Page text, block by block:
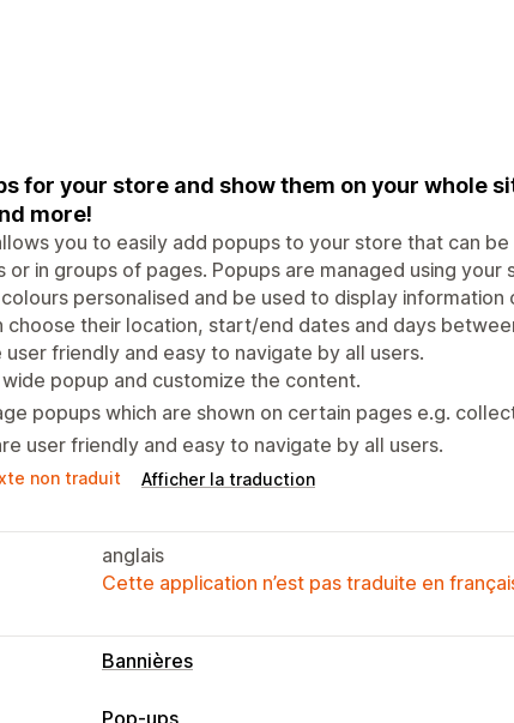
for your store and show them on your whole
more!
you to easily add popups to your store that can
or in groups of pages. Popups are managed using your
personalised and be used to display information
choose their location, start/end dates and days
user friendly and easy to navigate by all users.
popup and customize the content.
popups which are shown on certain pages e.g.
user friendly and easy to navigate by all users.
non traduit Afficher la traduction
anglais
Cette application n’est pas traduite en
Bannières
Type de bannière
Pop-ups